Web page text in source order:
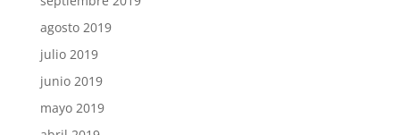
agosto 2019
julio 2019
junio 2019
mayo 2019